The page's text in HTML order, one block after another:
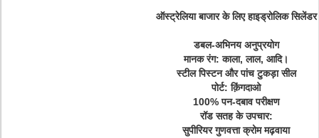
ऑस्ट्रेलिया बाजार के लिए हाइड्रोलिक सिलेंडर
डबल-अभिनय अनुप्रयोग
मानक रंग: काला, लाल, आदि।
स्टील पिस्टन और पांच टुकड़ा सील
पोर्ट: क़िंगदाओ
100% पन-दबाव परीक्षण
रॉड सतह के उपचार:
सुपीरियर गुणवत्ता क्रोम मढ़वाया